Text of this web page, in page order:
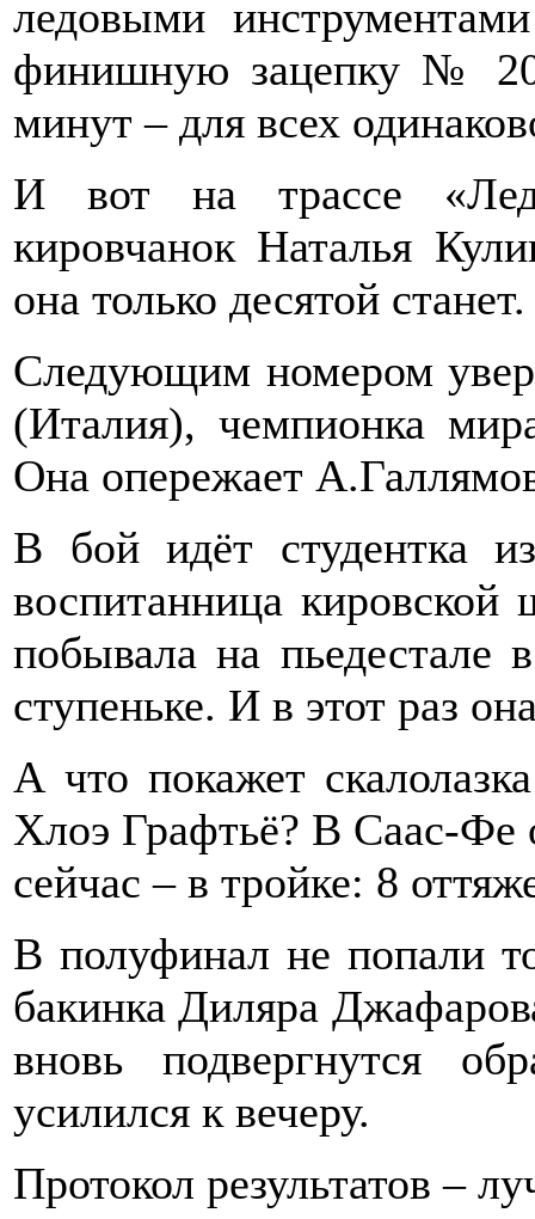
ледовыми
финишную зацепку №
минут – для всех
И вот на трассе
кировчанок Наталья
она только десятой станет.
Следующим номером
(Италия), чемпионка
Она опережает
В бой идёт студентка
воспитанница кировской
побывала на
ступеньке. И в этот раз
А что покажет
Хлоэ Графтьё? В Саас-Фе
сейчас – в тройке: 8
В полуфинал не попали
бакинка Диляра
вновь подвергнутся
усилился к вечеру.
Протокол результатов –